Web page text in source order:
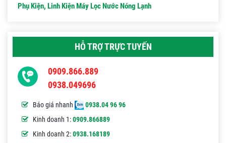
Phụ Kiện, Linh Kiện Máy Lọc Nước Nóng Lạnh
HỖ TRỢ TRỰC TUYẾN
0909.866.889
0938.049696
Báo giá nhanh
0938.04 96 96
Kinh doanh 1:0909.866889
Kinh doanh 2:0938.168189